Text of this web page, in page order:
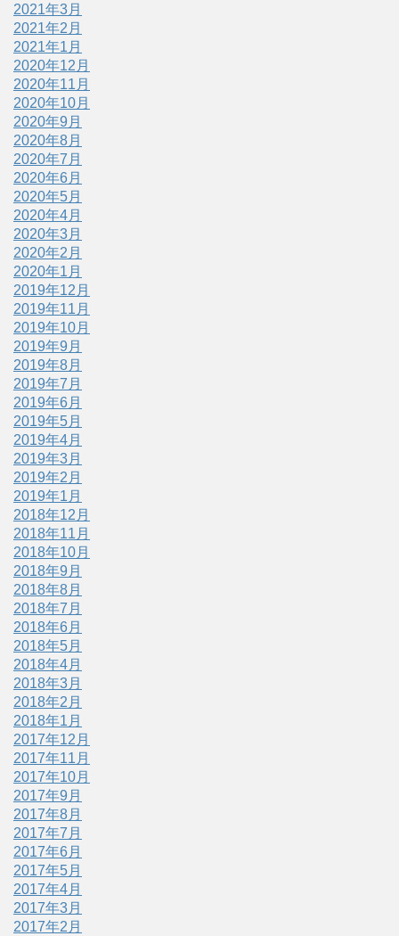
2021年3月
2021年2月
2021年1月
2020年12月
2020年11月
2020年10月
2020年9月
2020年8月
2020年7月
2020年6月
2020年5月
2020年4月
2020年3月
2020年2月
2020年1月
2019年12月
2019年11月
2019年10月
2019年9月
2019年8月
2019年7月
2019年6月
2019年5月
2019年4月
2019年3月
2019年2月
2019年1月
2018年12月
2018年11月
2018年10月
2018年9月
2018年8月
2018年7月
2018年6月
2018年5月
2018年4月
2018年3月
2018年2月
2018年1月
2017年12月
2017年11月
2017年10月
2017年9月
2017年8月
2017年7月
2017年6月
2017年5月
2017年4月
2017年3月
2017年2月